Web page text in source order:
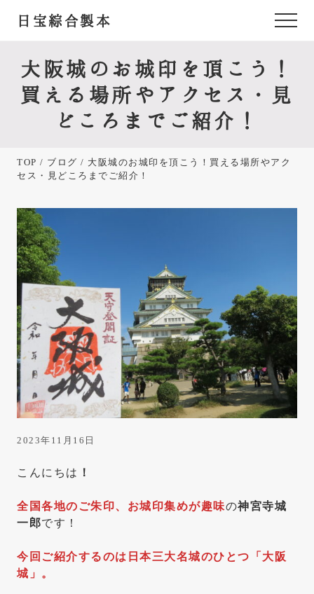
content
sidebar
日宝綜合製本
か
た
御
朱
印
は
き
っ
と
こ
こ
に
ま
す
Menu
大阪城のお城印を頂こう！
買える場所やアクセス・見
どころまでご紹介！
TOP / ブログ / 大阪城のお城印を頂こう！買える場所やアク
セス・見どころまでご紹介！
2023年11月16日
こんにちは ！
全国各地のご朱印、お城印集めが趣味の神宮寺城
一郎です！
今回ご紹介するのは日本三大名城のひとつ「大阪
城」。